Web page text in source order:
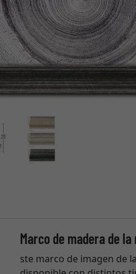
Marco de madera de
ste marco de imagen de